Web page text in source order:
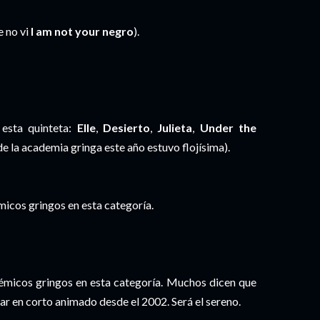
no vi I am not your negro).
quinteta: Elle, Desierto, Julieta, Under the
la academia gringa este año estuvo flojísima).
gringos en esta categoría.
gringos en esta categoría. Muchos dicen que
en corto animado desde el 2002. Será el sereno.